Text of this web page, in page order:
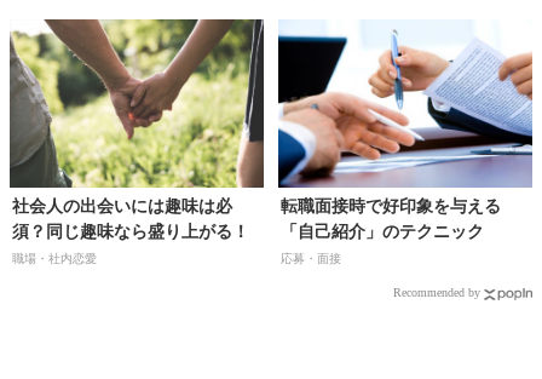
社会人の出会いには趣味は必
須？同じ趣味なら盛り上がる！
職場・社内恋愛
転職面接時で好印象を与える
「自己紹介」のテクニック
応募・面接
Recommended by